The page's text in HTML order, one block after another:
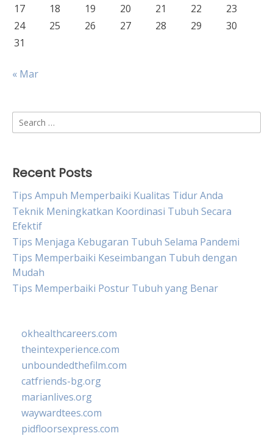
17 18 19 20 21 22
23
24
25 26 27 28 29
30
31
« Mar
Search
for:
Recent Posts
Tips Ampuh Memperbaiki Kualitas Tidur Anda
Teknik Meningkatkan Koordinasi Tubuh Secara
Efektif
Tips Menjaga Kebugaran Tubuh Selama Pandemi
Tips Memperbaiki Keseimbangan Tubuh dengan
Mudah
Tips Memperbaiki Postur Tubuh yang Benar
okhealthcareers.com
theintexperience.com
unboundedthefilm.com
catfriends-bg.org
marianlives.org
waywardtees.com
pidfloorsexpress.com